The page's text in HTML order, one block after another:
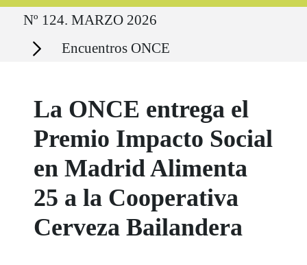
Ruta del sitio
Nº 124. MARZO 2026
Secciones Encuentros ONCE
La ONCE entrega el
Premio Impacto Social
en Madrid Alimenta
25 a la Cooperativa
Cerveza Bailandera